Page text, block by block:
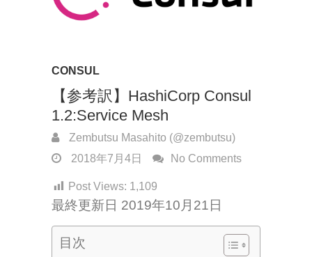
CONSUL
【参考訳】HashiCorp Consul
1.2:Service Mesh
Zembutsu Masahito (@zembutsu)
2018年7月4日
No Comments
Post Views: 1,109
最終更新日 2019年10月21日
目次